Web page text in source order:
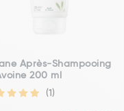
Après-Shampooing
200 ml
(1)